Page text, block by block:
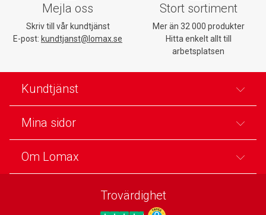
Mejla oss
Skriv till vår kundtjänst
E-post: kundtjanst@lomax.se
Stort sortiment
Mer än 32 000 produkter
Hitta enkelt allt till
arbetsplatsen
Kundtjänst
Mina sidor
Om Lomax
Trovärdighet